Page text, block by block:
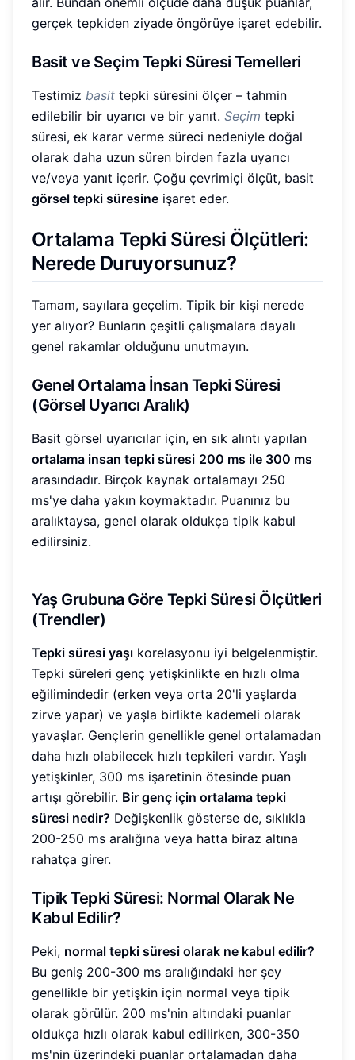
gerçek tepkiden ziyade öngörüye işaret edebilir.
Basit ve Seçim Tepki Süresi Temelleri
Testimiz basit tepki süresini ölçer – tahmin
edilebilir bir uyarıcı ve bir yanıt. Seçim tepki
süresi, ek karar verme süreci nedeniyle doğal
olarak daha uzun süren birden fazla uyarıcı
ve/veya yanıt içerir. Çoğu çevrimiçi ölçüt, basit
görsel tepki süresine işaret eder.
Ortalama Tepki Süresi Ölçütleri:
Nerede Duruyorsunuz?
Tamam, sayılara geçelim. Tipik bir kişi nerede
yer alıyor? Bunların çeşitli çalışmalara dayalı
genel rakamlar olduğunu unutmayın.
Genel Ortalama İnsan Tepki Süresi
(Görsel Uyarıcı Aralık)
Basit görsel uyarıcılar için, en sık alıntı yapılan
ortalama insan tepki süresi 200 ms ile 300 ms
arasındadır. Birçok kaynak ortalamayı 250
ms'ye daha yakın koymaktadır. Puanınız bu
aralıktaysa, genel olarak oldukça tipik kabul
edilirsiniz.
Yaş Grubuna Göre Tepki Süresi Ölçütleri
(Trendler)
Tepki süresi yaşı korelasyonu iyi belgelenmiştir.
Tepki süreleri genç yetişkinlikte en hızlı olma
eğilimindedir (erken veya orta 20'li yaşlarda
zirve yapar) ve yaşla birlikte kademeli olarak
yavaşlar. Gençlerin genellikle genel ortalamadan
daha hızlı olabilecek hızlı tepkileri vardır. Yaşlı
yetişkinler, 300 ms işaretinin ötesinde puan
artışı görebilir. Bir genç için ortalama tepki
süresi nedir? Değişkenlik gösterse de, sıklıkla
200-250 ms aralığına veya hatta biraz altına
rahatça girer.
Tipik Tepki Süresi: Normal Olarak Ne
Kabul Edilir?
Peki, normal tepki süresi olarak ne kabul edilir?
Bu geniş 200-300 ms aralığındaki her şey
genellikle bir yetişkin için normal veya tipik
olarak görülür. 200 ms'nin altındaki puanlar
oldukça hızlı olarak kabul edilirken, 300-350
ms'nin üzerindeki puanlar ortalamadan daha